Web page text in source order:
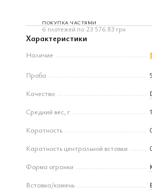
ПОКУПКА ЧАСТЯМИ
6 платежей по 23 576.83 грн
Характеристики
Наличие
Проба
Качество
Средний вес, г
Каратность
Каратность центральной вставки
Форма огранки
Вставка/камень